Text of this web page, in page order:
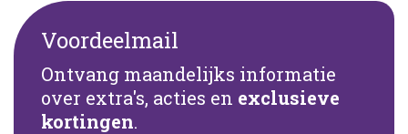
Voordeelmail
Ontvang maandelijks informatie
over extra's, acties en exclusieve
kortingen.